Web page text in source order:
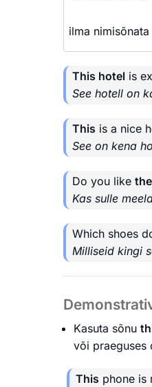
ilma nimisõnata
This hotel is
See hotell on
This is a nice
See on kena
Do you like
Kas sulle
Which shoes
Milliseid kingi
Kasuta sõnu
või praeguses
This phone is